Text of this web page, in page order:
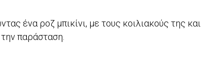
ένα ροζ μπικίνι, με τους κοιλιακούς της και
παράσταση.